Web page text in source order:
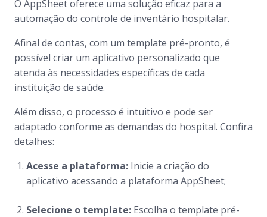
O AppSheet oferece uma solução eficaz para a
automação do controle de inventário hospitalar.
Afinal de contas, com um template pré-pronto, é
possível criar um aplicativo personalizado que
atenda às necessidades específicas de cada
instituição de saúde.
Além disso, o processo é intuitivo e pode ser
adaptado conforme as demandas do hospital. Confira
detalhes:
Acesse a plataforma: Inicie a criação do
aplicativo acessando a plataforma AppSheet;
Selecione o template: Escolha o template pré-